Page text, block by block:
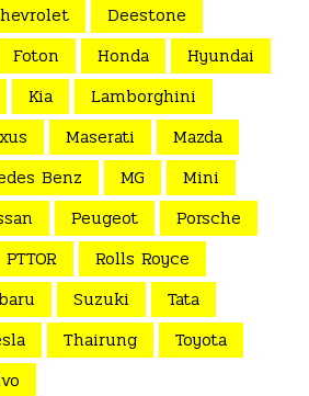
Deestone
Foton Honda
Hyundai
Kia
Lamborghini
Maserati
Mazda
Benz MG
Mini
Peugeot
Porsche
PTTOR
Rolls Royce
Suzuki
Tata
Thairung
Toyota